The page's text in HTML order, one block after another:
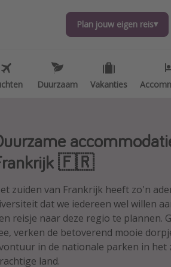
Plan jouw eigen reis
Duurzaam Vakanties
Plan jouw eigen reis
Duurzaam Vakanties
🇫🇷
zuiden van Frankrijk heeft zo'n
dat we iedereen wel willen
reisje naar deze regio te plannen.
verken de betoverend mooie
in de nationale parken in het
land.